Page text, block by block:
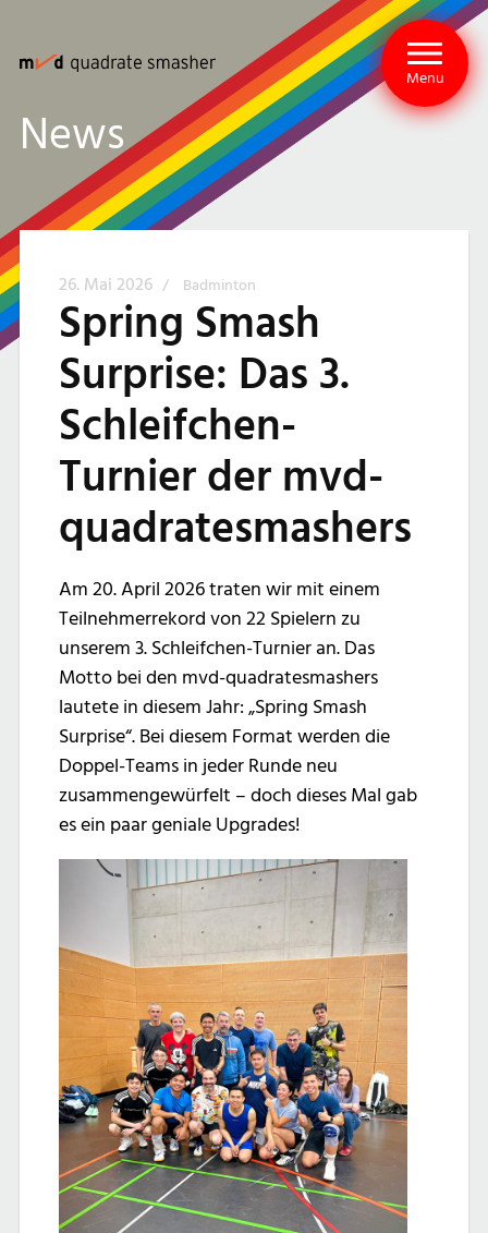
Menu
News
26. Mai 2026 / Badminton
Spring Smash
Surprise: Das 3.
Schleifchen-
Turnier der mvd-
quadratesmashers
Am 20. April 2026 traten wir mit einem
Teilnehmerrekord von 22 Spielern zu
unserem 3. Schleifchen-Turnier an. Das
Motto bei den mvd-quadratesmashers
lautete in diesem Jahr: „Spring Smash
Surprise“. Bei diesem Format werden die
Doppel-Teams in jeder Runde neu
zusammengewürfelt – doch dieses Mal gab
es ein paar geniale Upgrades!